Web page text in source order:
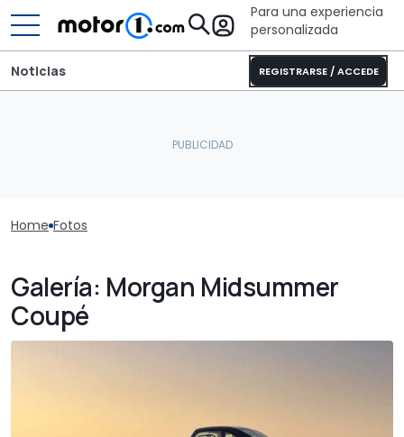
Para una experiencia
personalizada
REGISTRARSE / ACCEDE
Noticias
Home Fotos
Galería: Morgan Midsummer
Coupé